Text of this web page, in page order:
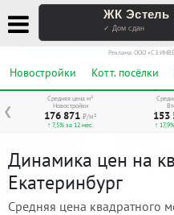
ЖК Эстель
✓ Дом сдан
Реклама. ООО «СЗ
Новостройки Котт. посёлки
❮
Средняя цена м²
Новостройки
176 871 ₽/м²
↑ 7,5% за 12 мес.
153
↑
Динамика цен на
Екатеринбург
Средняя цена квадратного